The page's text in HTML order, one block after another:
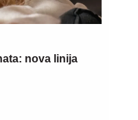
nova linija